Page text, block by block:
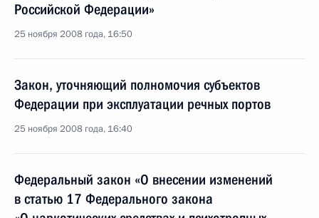
Российской Федерации»
25 ноября 2008 года, 16:50
Закон, уточняющий полномочия субъектов
Федерации при эксплуатации речных портов
25 ноября 2008 года, 16:40
Федеральный закон «О внесении изменений
в статью 17 Федерального закона